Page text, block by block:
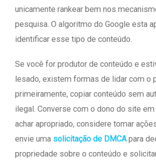
unicamente rankear bem nos
pesquisa. O algoritmo do Google esta
identificar esse tipo de conteúdo.
Se você for produtor de conteúdo e
lesado, existem formas de lidar com o
primeiramente, copiar conteúdo sem
ilegal. Converse com o dono do site
achar apropriado, considere tomar
envie uma solicitação de DMCA para
propriedade sobre o conteúdo e